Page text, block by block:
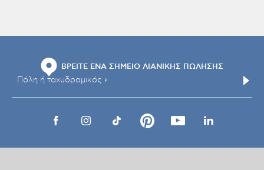
ΒΡΕΙΤΕ ΕΝΑ ΣΗΜΕΙΟ ΛΙΑΝΙΚΗΣ ΠΩΛΗΣΗΣ